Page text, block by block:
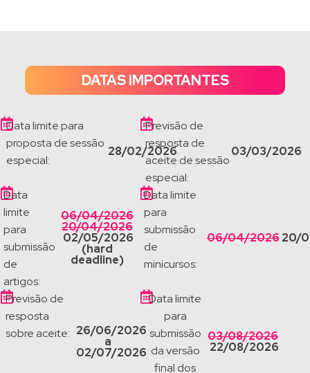
DATAS IMPORTANTES
Data limite para
proposta de sessão
especial:
28/02/2026
Previsão de
resposta de
aceite de sessão
especial:
03/03/2026
Data
limite
para
submissão
de
artigos:
06/04/2026
20/04/2026
02/05/2026
(hard
deadline)
Data limite
para
submissão
de
minicursos:
06/04/202620/
Previsão de
resposta
sobre aceite: 26/06/2026
a
02/07/2026
Data limite
para
submissão
da versão
final dos
03/08/2026
22/08/2026